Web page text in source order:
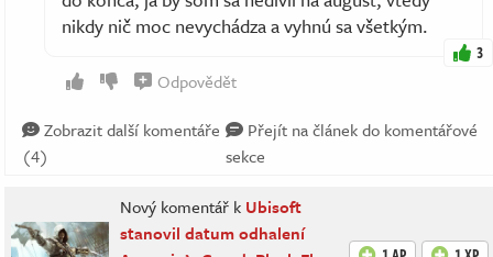
nikdy nič moc nevychádza a vyhnú sa všetkým.
3
Odpovědět
Zobrazit další komentáře
(4)
Přejít na článek do komentářové
sekce
Nový komentář k Ubisoft
stanovil datum odhalení